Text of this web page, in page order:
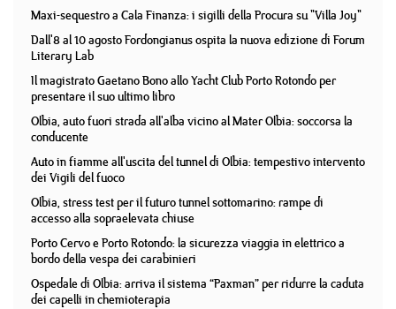
Maxi-sequestro a Cala Finanza: i sigilli della Procura su "Villa Joy"
Dall'8 al 10 agosto Fordongianus ospita la nuova edizione di Forum
Literary Lab
Il magistrato Gaetano Bono allo Yacht Club Porto Rotondo per
presentare il suo ultimo libro
Olbia, auto fuori strada all'alba vicino al Mater Olbia: soccorsa la
conducente
Auto in fiamme all'uscita del tunnel di Olbia: tempestivo intervento
dei Vigili del fuoco
Olbia, stress test per il futuro tunnel sottomarino: rampe di
accesso alla sopraelevata chiuse
Porto Cervo e Porto Rotondo: la sicurezza viaggia in elettrico a
bordo della vespa dei carabinieri
Ospedale di Olbia: arriva il sistema “Paxman” per ridurre la caduta
dei capelli in chemioterapia